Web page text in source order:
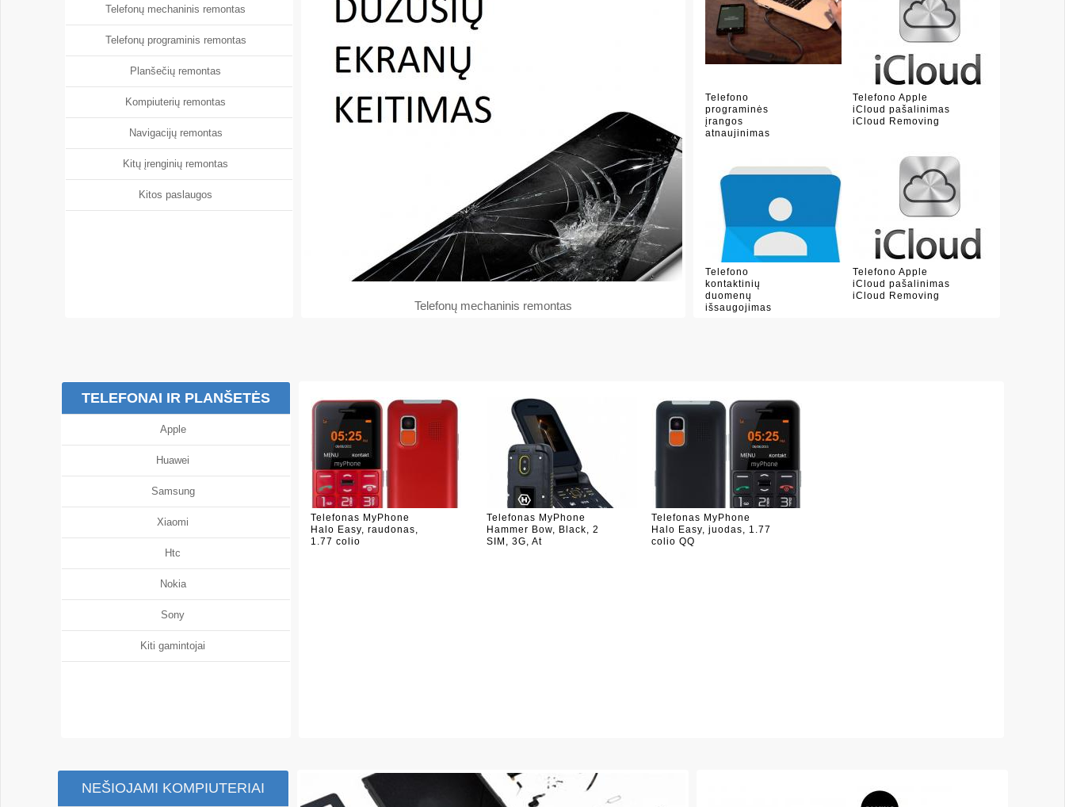
Telefonų mechaninis remontas
Telefonų programinis remontas
Planšečių remontas
Kompiuterių remontas
Navigacijų remontas
Kitų įrenginių remontas
Kitos paslaugos
Telefonų mechaninis remontas
Telefono
programinės
įrangos
atnaujinimas
Telefono Apple
iCloud pašalinimas
iCloud Removing
Telefono
kontaktinių
duomenų
išsaugojimas
Telefono Apple
iCloud pašalinimas
iCloud Removing
TELEFONAI IR PLANŠETĖS
Apple
Huawei
Samsung
Xiaomi
Htc
Nokia
Sony
Kiti gamintojai
Telefonas MyPhone
Halo Easy, raudonas,
1.77 colio
Telefonas MyPhone
Hammer Bow, Black, 2
SIM, 3G, At
Telefonas MyPhone
Halo Easy, juodas, 1.77
colio QQ
NEŠIOJAMI KOMPIUTERIAI